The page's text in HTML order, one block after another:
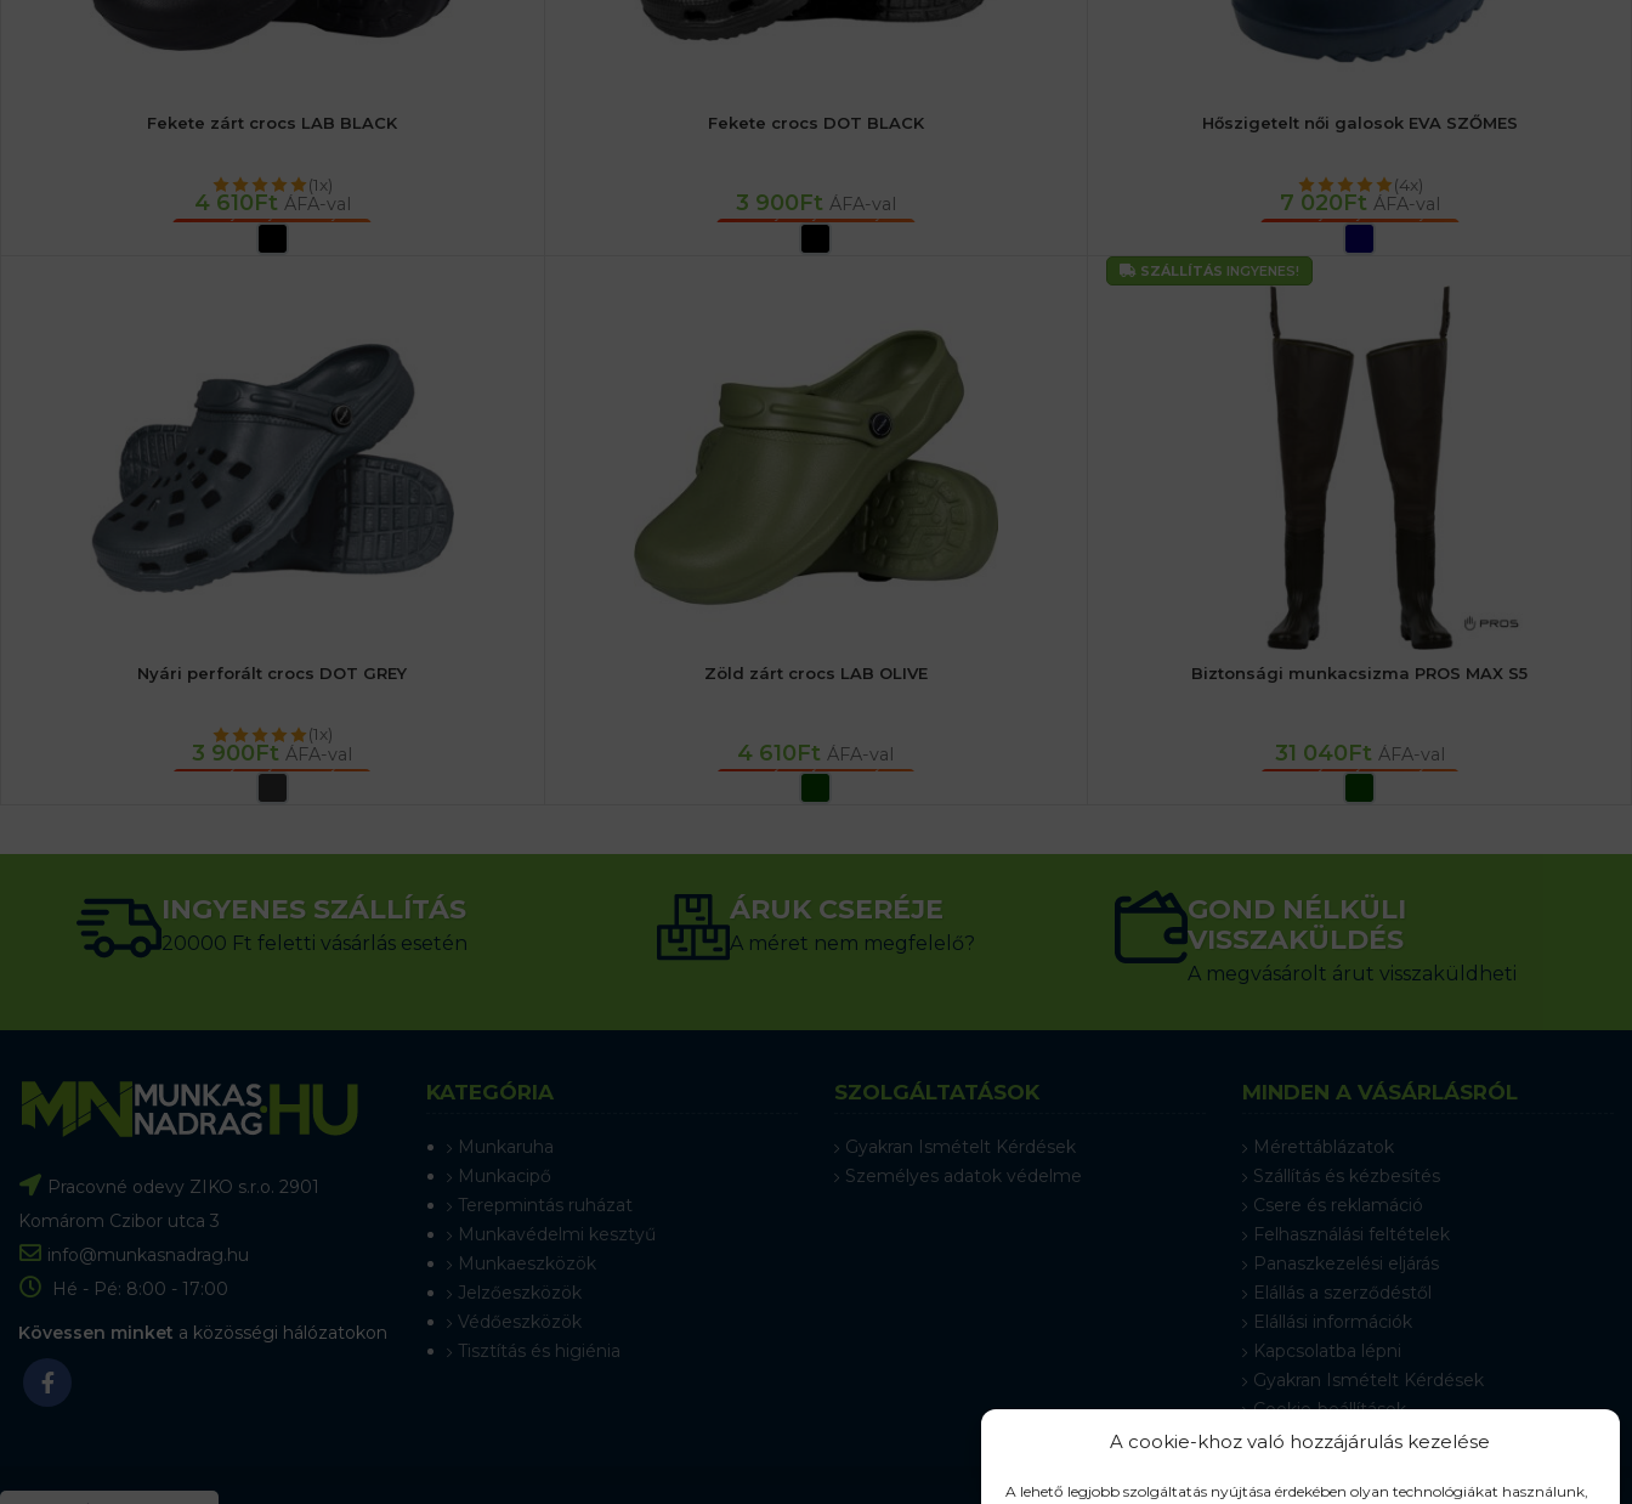
A cookie-khoz való hozzájárulás kezelése
A lehető legjobb szolgáltatás nyújtása érdekében olyan technológiákat használunk,
Fekete zárt crocs LAB BLACK
(1x)
4 610Ft ÁFA-val
OPCIÓK VÁLASZTÁSA
Fekete crocs DOT BLACK
3 900Ft ÁFA-val
OPCIÓK VÁLASZTÁSA
Hőszigetelt női galosok EVA SZŐMES
(4x)
7 020Ft ÁFA-val
OPCIÓK VÁLASZTÁSA
Nyári perforált crocs DOT GREY
(1x)
3 900Ft ÁFA-val
OPCIÓK VÁLASZTÁSA
Zöld zárt crocs LAB OLIVE
4 610Ft ÁFA-val
OPCIÓK VÁLASZTÁSA
SZÁLLÍTÁS INGYENES!
Biztonsági munkacsizma PROS MAX S5
31 040Ft ÁFA-val
OPCIÓK VÁLASZTÁSA
INGYENES SZÁLLÍTÁS
20000 Ft feletti vásárlás esetén
ÁRUK CSERÉJE
A méret nem megfelelő?
GOND NÉLKÜLI
VISSZAKÜLDÉS
A megvásárolt árut visszaküldheti
Pracovné odevy ZIKO s.r.o. 2901
Komárom Czibor utca 3
info@munkasnadrag.hu
Hé - Pé: 8:00 - 17:00
Kövessen minket a közösségi hálózatokon
KATEGÓRIA
Munkaruha
Munkacipő
Terepmintás ruházat
Munkavédelmi kesztyű
Munkaeszközök
Jelzőeszközök
Védőeszközök
Tisztítás és higiénia
SZOLGÁLTATÁSOK
Gyakran Ismételt Kérdések
Személyes adatok védelme
MINDEN A VÁSÁRLÁSRÓL
Mérettáblázatok
Szállítás és kézbesítés
Csere és reklamáció
Felhasználási feltételek
Panaszkezelési eljárás
Elállás a szerződéstől
Elállási információk
Kapcsolatba lépni
Gyakran Ismételt Kérdések
Cookie-beállítások